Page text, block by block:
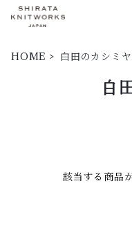
HOME 白田のカシミヤ
白
該当する商品